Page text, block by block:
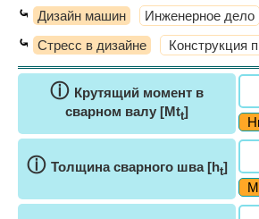
⤿ Дизайн машин Инженерное дело
⤿ Стресс в дизайне Конструкция
ⓘ Крутящий момент в
сварном валу [Mtt]
ⓘ Толщина сварного шва [ht]